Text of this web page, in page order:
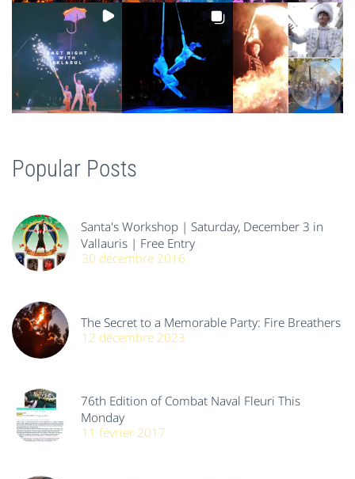
Popular Posts
Santa's Workshop | Saturday, December 3 in
Vallauris | Free Entry
30 décembre 2016
The Secret to a Memorable Party: Fire Breathers
12 décembre 2023
76th Edition of Combat Naval Fleuri This
Monday
11 février 2017